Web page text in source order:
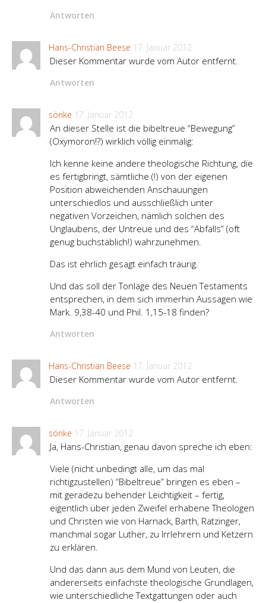
Antworten
Hans-Christian Beese 17. Januar 2012
Dieser Kommentar wurde vom Autor entfernt.
Antworten
sönke 17. Januar 2012
An dieser Stelle ist die bibeltreue “Bewegung”
(Oxymoron!?) wirklich völlig einmalig:
Ich kenne keine andere theologische Richtung, die
es fertigbringt, sämtliche (!) von der eigenen
Position abweichenden Anschauungen
unterschiedlos und ausschließlich unter
negativen Vorzeichen, nämlich solchen des
Unglaubens, der Untreue und des “Abfalls” (oft
genug buchstäblich!) wahrzunehmen.
Das ist ehrlich gesagt einfach traurig.
Und das soll der Tonlage des Neuen Testaments
entsprechen, in dem sich immerhin Aussagen wie
Mark. 9,38-40 und Phil. 1,15-18 finden?
Antworten
Hans-Christian Beese 17. Januar 2012
Dieser Kommentar wurde vom Autor entfernt.
Antworten
sönke 17. Januar 2012
Ja, Hans-Christian, genau davon spreche ich eben:
Viele (nicht unbedingt alle, um das mal
richtigzustellen) “Bibeltreue” bringen es eben –
mit geradezu behender Leichtigkeit – fertig,
eigentlich über jeden Zweifel erhabene Theologen
und Christen wie von Harnack, Barth, Ratzinger,
manchmal sogar Luther, zu Irrlehrern und Ketzern
zu erklären.
Und das dann aus dem Mund von Leuten, die
andererseits einfachste theologische Grundlagen,
wie unterschiedliche Textgattungen oder auch